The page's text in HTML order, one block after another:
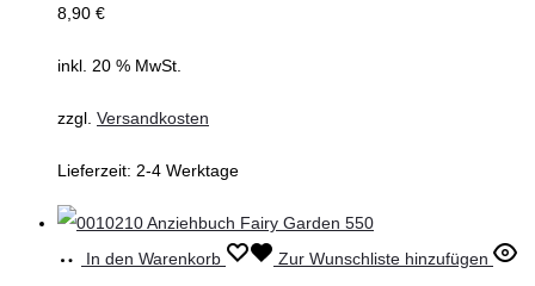
8,90 €
inkl. 20 % MwSt.
zzgl. Versandkosten
Lieferzeit: 2-4 Werktage
In den Warenkorb Zur Wunschliste hinzufügen